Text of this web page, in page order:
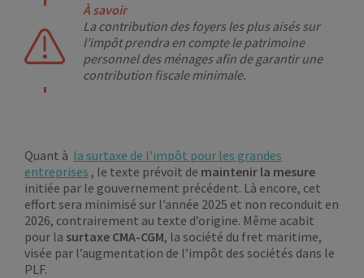
À savoir
La contribution des foyers les plus aisés sur
l’impôt prendra en compte le patrimoine
personnel des ménages afin de garantir une
contribution fiscale minimale.
Quant à la surtaxe de l’impôt pour les grandes
entreprises , le texte prévoit de maintenir la mesure
initiée par le gouvernement précédent. Là encore, cet
effort sera minimisé sur l’année 2025 et non reconduit en
2026, contrairement au texte d’origine. Même acabit
pour la surtaxe CMA-CGM, la société du fret maritime,
visée par l’augmentation de l’impôt des sociétés dans le
PLF.